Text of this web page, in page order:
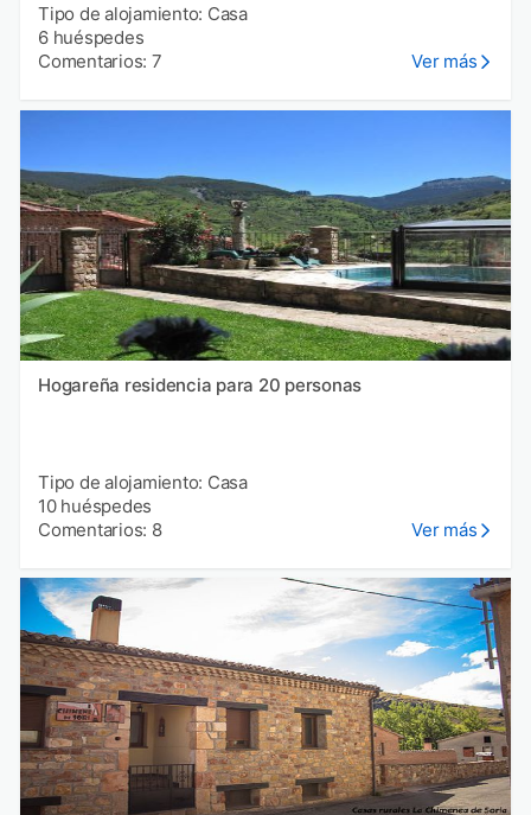
Tipo de alojamiento: Casa
6 huéspedes
Comentarios: 7
Ver más
Hogareña residencia para 20 personas
Tipo de alojamiento: Casa
10 huéspedes
Comentarios: 8
Ver más